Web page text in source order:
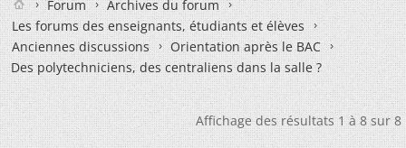
Forum
Archives du forum
Les forums des enseignants, étudiants et élèves
Anciennes discussions
Orientation après le BAC
Des polytechniciens, des centraliens dans la salle ?
Affichage des résultats 1 à 8 sur 8